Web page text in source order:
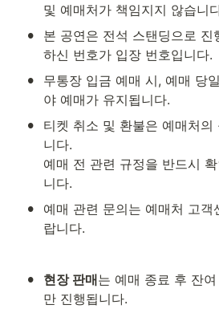
및 예매처가 책임지지 않습니
•
본 공연은 전석 스탠딩으로 진
하신 번호가 입장 번호입니다.
•
무통장 입금 예매 시, 예매 당
야 예매가 유지됩니다.
•
티켓 취소 및 환불은 예매처의
니다.
예매 전 관련 규정을 반드시
니다.
•
예매 관련 문의는 예매처 고
랍니다.
• 현장 판매는 예매 종료 후 잔
만 진행됩니다.